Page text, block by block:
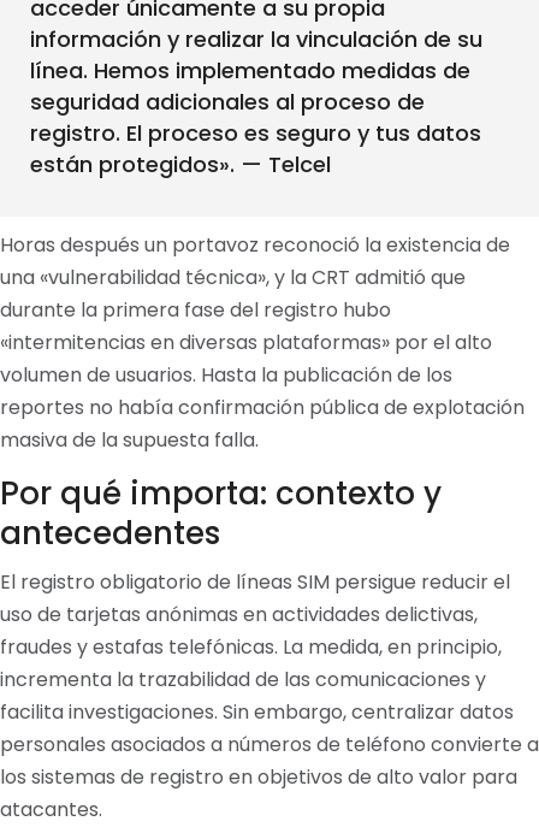
acceder únicamente a su propia
información y realizar la vinculación de su
línea. Hemos implementado medidas de
seguridad adicionales al proceso de
registro. El proceso es seguro y tus datos
están protegidos». — Telcel
Horas después un portavoz reconoció la existencia de
una «vulnerabilidad técnica», y la CRT admitió que
durante la primera fase del registro hubo
«intermitencias en diversas plataformas» por el alto
volumen de usuarios. Hasta la publicación de los
reportes no había confirmación pública de explotación
masiva de la supuesta falla.
Por qué importa: contexto y
antecedentes
El registro obligatorio de líneas SIM persigue reducir el
uso de tarjetas anónimas en actividades delictivas,
fraudes y estafas telefónicas. La medida, en principio,
incrementa la trazabilidad de las comunicaciones y
facilita investigaciones. Sin embargo, centralizar datos
personales asociados a números de teléfono convierte a
los sistemas de registro en objetivos de alto valor para
atacantes.